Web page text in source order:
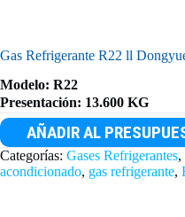
Gas Refrigerante R22 ll
Modelo: R22
Presentación: 13.600 KG
AÑADIR AL
Categorías: Gases Refrigerantes,
acondicionado, gas refrigerante,